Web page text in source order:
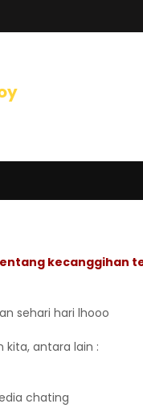
kecanggihan
sehari hari lhooo
kita, antara lain :
chating